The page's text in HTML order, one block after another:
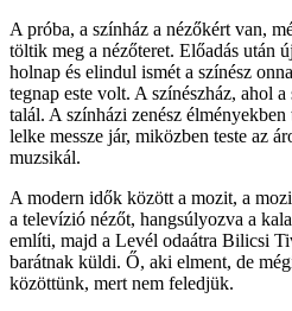
A próba, a színház a nézőkért van,
töltik meg a nézőteret. Előadás után
holnap és elindul ismét a színész
tegnap este volt. A színészház, ahol a
talál. A színházi zenész
lelke messze jár, miközben teste az
muzsikál.
A modern idők között a mozit, a
a televízió nézőt, hangsúlyozva a
említi, majd a Levél odaátra Bilicsi
barátnak küldi. Ő, aki elment, de
közöttünk, mert nem feledjük.